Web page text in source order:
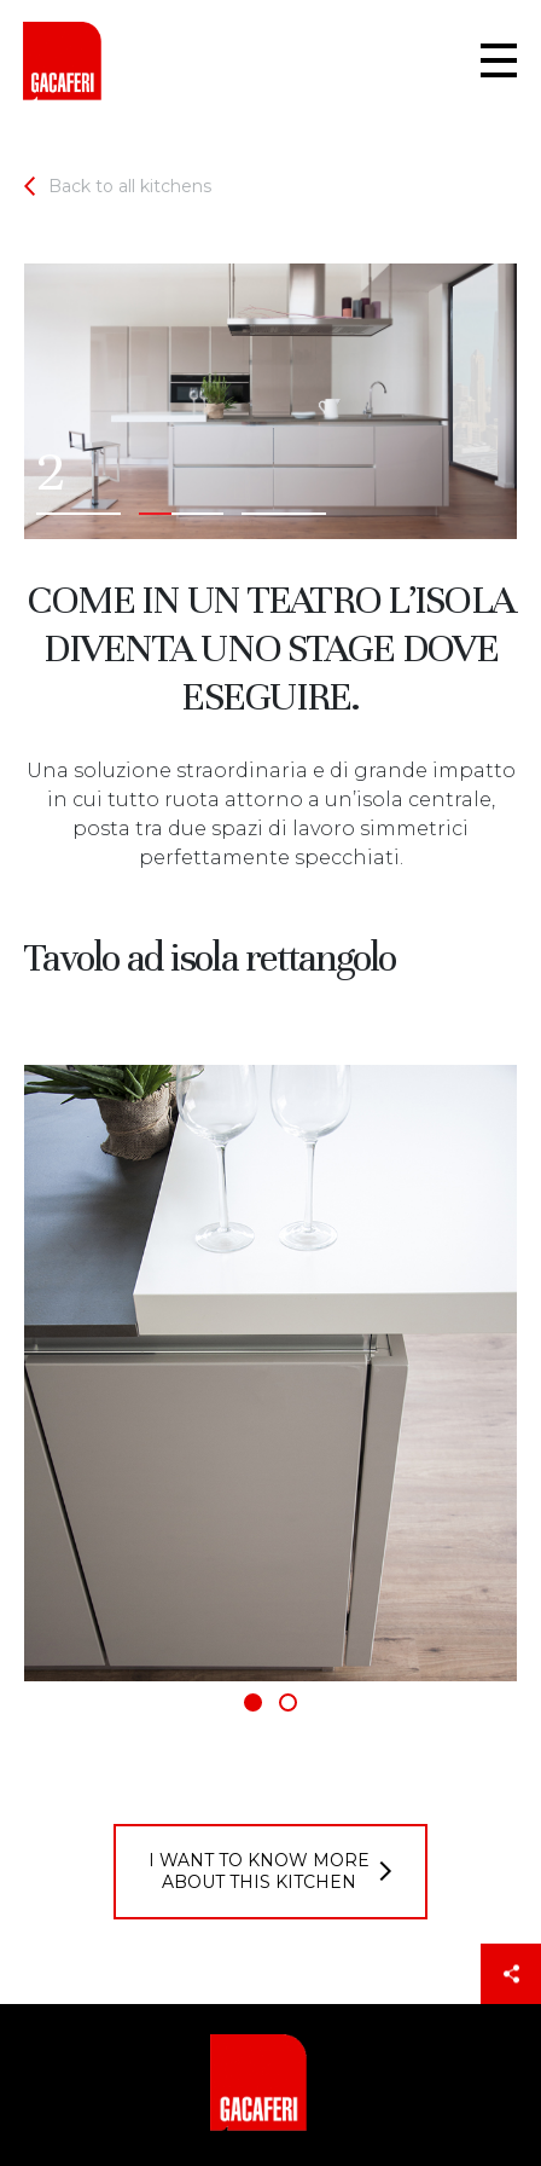
Back to all kitchens
2
COME IN UN TEATRO L’ISOLA
DIVENTA UNO STAGE DOVE
ESEGUIRE.
Una soluzione straordinaria e di grande impatto
in cui tutto ruota attorno a un’isola centrale,
posta tra due spazi di lavoro simmetrici
perfettamente specchiati.
Tavolo ad isola rettangolo
I WANT TO KNOW MORE
ABOUT THIS KITCHEN